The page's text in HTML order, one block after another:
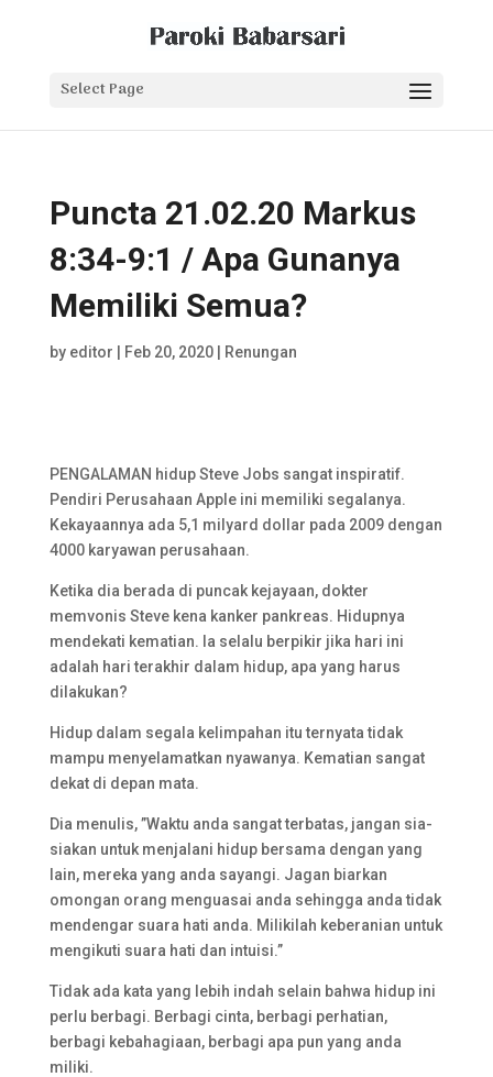
Select Page
Puncta 21.02.20 Markus
8:34-9:1 / Apa Gunanya
Memiliki Semua?
by editor Feb 20, 2020| Renungan
PENGALAMAN hidup Steve Jobs sangat inspiratif.
Pendiri Perusahaan Apple ini memiliki segalanya.
Kekayaannya ada 5,1 milyard dollar pada 2009 dengan
4000 karyawan perusahaan.
Ketika dia berada di puncak kejayaan, dokter
memvonis Steve kena kanker pankreas. Hidupnya
mendekati kematian. Ia selalu berpikir jika hari ini
adalah hari terakhir dalam hidup, apa yang harus
dilakukan?
Hidup dalam segala kelimpahan itu ternyata tidak
mampu menyelamatkan nyawanya. Kematian sangat
dekat di depan mata.
Dia menulis, ”Waktu anda sangat terbatas, jangan sia-
siakan untuk menjalani hidup bersama dengan yang
lain, mereka yang anda sayangi. Jagan biarkan
omongan orang menguasai anda sehingga anda tidak
mendengar suara hati anda. Milikilah keberanian untuk
mengikuti suara hati dan intuisi.”
Tidak ada kata yang lebih indah selain bahwa hidup ini
perlu berbagi. Berbagi cinta, berbagi perhatian,
berbagi kebahagiaan, berbagi apa pun yang anda
miliki.